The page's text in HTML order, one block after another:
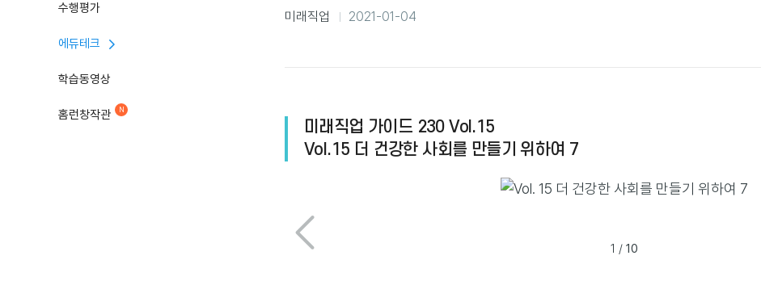
수행평가
에듀테크
학습동영상
홈런창작관
분
미래직업
2021-01-04
미래직업 가이드 230 Vol.15
Vol.15 더 건강한 사회를 만들기 위하여 7
1 / 10